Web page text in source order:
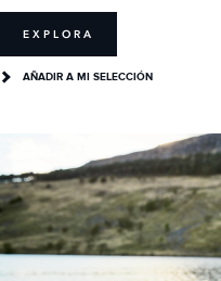
EXPLORA
AÑADIR A MI SELECCIÓN